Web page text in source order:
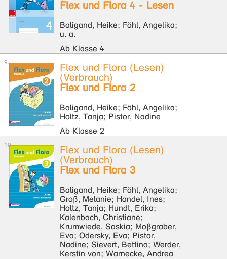
Flex und Flora 4 - Lesen
Baligand, Heike; Föhl, Angelika;
u. a.
Ab Klasse 4
Flex und Flora (Lesen)
(Verbrauch)
Flex und Flora 2
Baligand, Heike; Föhl, Angelika;
Holtz, Tanja; Pistor, Nadine
Ab Klasse 2
Flex und Flora (Lesen)
(Verbrauch)
Flex und Flora 3
Baligand, Heike; Föhl, Angelika;
Groß, Melanie; Handel, Ines;
Holtz, Tanja; Hundt, Erika;
Kalenbach, Christiane;
Krumwiede, Saskia; Moßgraber,
Eva; Odersky, Eva; Pistor,
Nadine; Sievert, Bettina; Werder,
Kerstin von; Warnecke, Andrea